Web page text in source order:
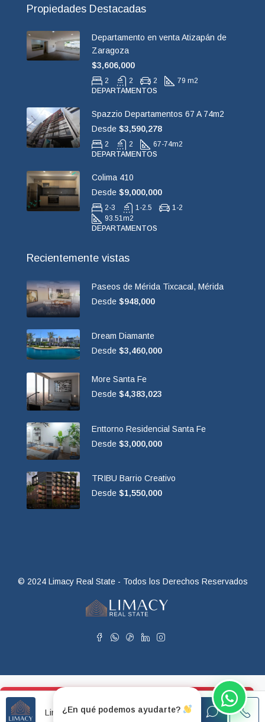
Propiedades Destacadas
Departamento en venta Atizapán de
Zaragoza
$3,606,000
2 2 2
79 m2
DEPARTAMENTOS
Spazzio Departamentos 67 A 74m2
Desde $3,590,278
2 2 67-74m2
DEPARTAMENTOS
Colima 410
Desde $9,000,000
2-3 1-2.5
1-2
93.51m2
DEPARTAMENTOS
Recientemente vistas
Paseos de Mérida Tixcacal, Mérida
Desde $948,000
Dream Diamante
Desde $3,460,000
More Santa Fe
Desde $4,383,023
Enttorno Residencial Santa Fe
Desde $3,000,000
TRIBU Barrio Creativo
Desde $1,550,000
© 2024 Limacy Real State - Todos los Derechos Reservados
Limacy Real State
¿En qué podemos ayudarte?
Descargar PDF con mis datos Inicia sesión